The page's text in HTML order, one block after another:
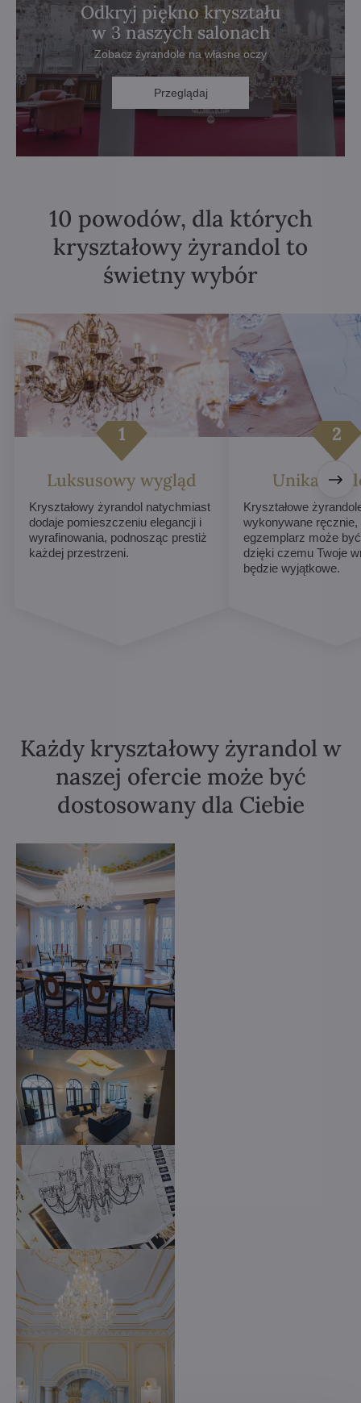
Odkryj piękno kryształu
w 3 naszych salonach
Zobacz żyrandole na własne oczy
Przeglądaj
10 powodów, dla których
kryształowy żyrandol to
świetny wybór
Luksusowy wygląd
Kryształowy żyrandol natychmiast
dodaje pomieszczeniu elegancji i
wyrafinowania, podnosząc prestiż
każdej przestrzeni.
Unikalne
Kryształowe
wykonywane
egzemplarz może
dzięki czemu Twoje
będzie wyjątkowe.
Każdy kryształowy żyrandol w
naszej ofercie może być
dostosowany dla Ciebie